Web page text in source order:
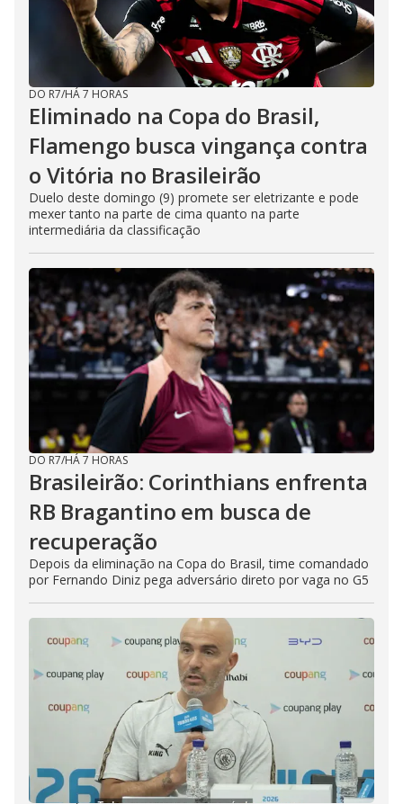
DO R7/HÁ 7 HORAS
Eliminado na Copa do Brasil,
Flamengo busca vingança contra
o Vitória no Brasileirão
Duelo deste domingo (9) promete ser eletrizante e pode
mexer tanto na parte de cima quanto na parte
intermediária da classificação
DO R7/HÁ 7 HORAS
Brasileirão: Corinthians enfrenta
RB Bragantino em busca de
recuperação
Depois da eliminação na Copa do Brasil, time comandado
por Fernando Diniz pega adversário direto por vaga no G5